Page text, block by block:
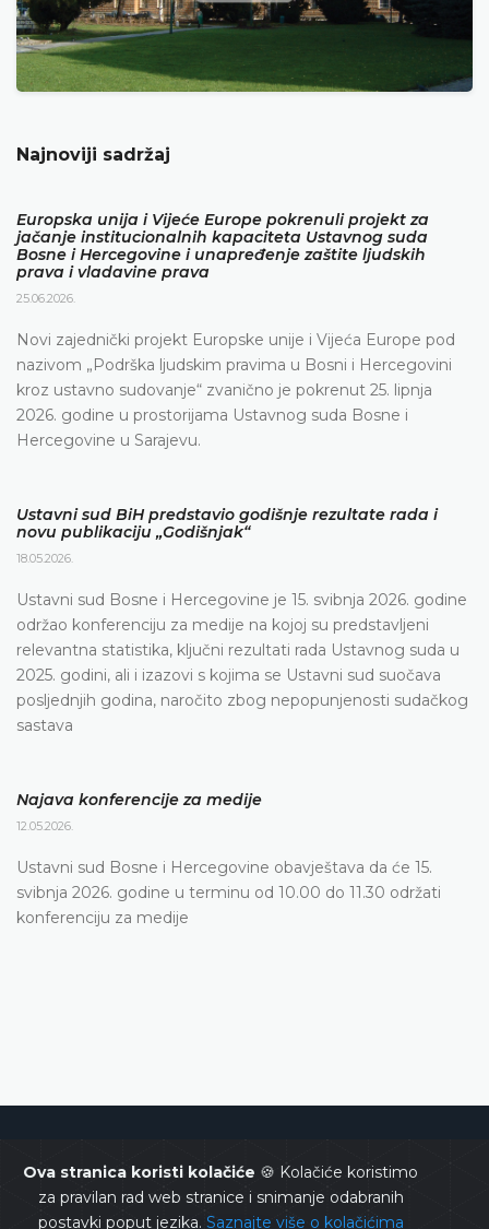
Ova stranica koristi kolačiće 🍪 Kolačiće koristimo
za pravilan rad web stranice i snimanje odabranih
postavki poput jezika. Saznajte više o kolačićima
Najnoviji sadržaj
Europska unija i Vijeće Europe pokrenuli projekt za
jačanje institucionalnih kapaciteta Ustavnog suda
Bosne i Hercegovine i unapređenje zaštite ljudskih
prava i vladavine prava
25.06.2026.
Novi zajednički projekt Europske unije i Vijeća Europe pod
nazivom „Podrška ljudskim pravima u Bosni i Hercegovini
kroz ustavno sudovanje“ zvanično je pokrenut 25. lipnja
2026. godine u prostorijama Ustavnog suda Bosne i
Hercegovine u Sarajevu.
Ustavni sud BiH predstavio godišnje rezultate rada i
novu publikaciju „Godišnjak“
18.05.2026.
Ustavni sud Bosne i Hercegovine je 15. svibnja 2026. godine
održao konferenciju za medije na kojoj su predstavljeni
relevantna statistika, ključni rezultati rada Ustavnog suda u
2025. godini, ali i izazovi s kojima se Ustavni sud suočava
posljednjih godina, naročito zbog nepopunjenosti sudačkog
sastava
Najava konferencije za medije
12.05.2026.
Ustavni sud Bosne i Hercegovine obavještava da će 15.
svibnja 2026. godine u terminu od 10.00 do 11.30 održati
konferenciju za medije